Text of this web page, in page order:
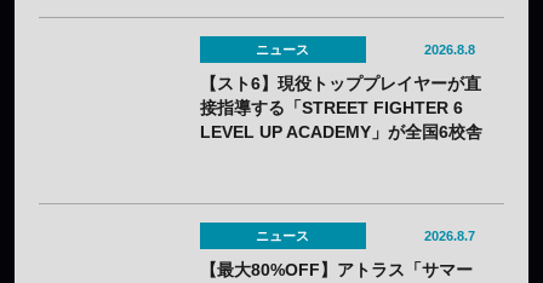
ニュース 2026.8.8
【スト6】現役トッププレイヤーが直
接指導する「STREET FIGHTER 6
LEVEL UP ACADEMY」が全国6校舎
ニュース 2026.8.7
【最大80%OFF】アトラス「サマー